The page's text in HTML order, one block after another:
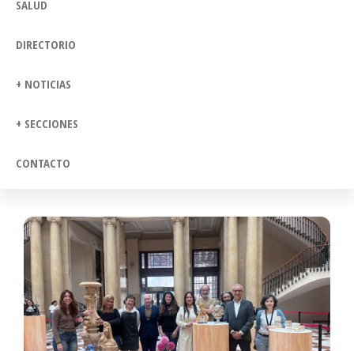
SALUD
DIRECTORIO
+ NOTICIAS
+ SECCIONES
CONTACTO